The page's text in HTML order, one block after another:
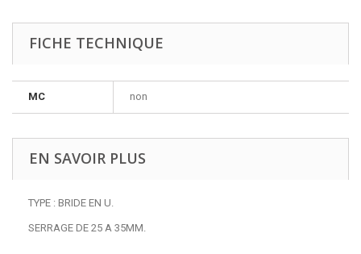
FICHE TECHNIQUE
MC non
EN SAVOIR PLUS
TYPE : BRIDE EN U.
SERRAGE DE 25 A 35MM.